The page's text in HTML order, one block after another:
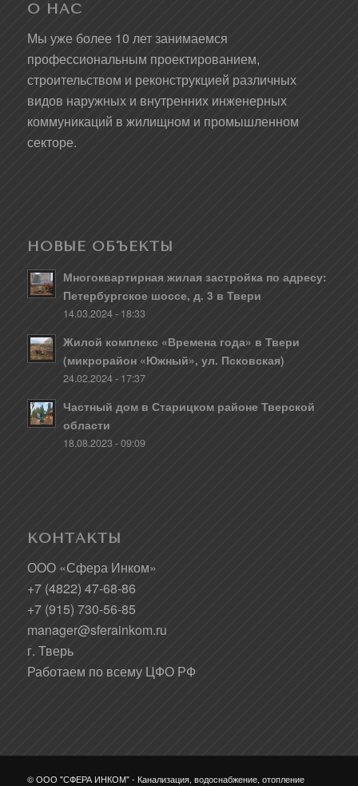
О НАС
Мы уже более 10 лет занимаемся
профессиональным проектированием,
строительством и реконструкцией различных
видов наружных и внутренних инженерных
коммуникаций в жилищном и промышленном
секторе.
НОВЫЕ ОБЪЕКТЫ
Многоквартирная жилая застройка по адресу:
Петербургское шоссе, д. 3 в Твери
14.03.2024 - 18:33
Жилой комплекс «Времена года» в Твери
(микрорайон «Южный», ул. Псковская)
24.02.2024 - 17:37
Частный дом в Старицком районе Тверской
области
18.08.2023 - 09:09
КОНТАКТЫ
ООО «Сфера Инком»
+7 (4822) 47-68-86
+7 (915) 730-56-85
manager@sferainkom.ru
г. Тверь
Работаем по всему ЦФО РФ
© ООО "СФЕРА ИНКОМ" - Канализация, водоснабжение, отопление